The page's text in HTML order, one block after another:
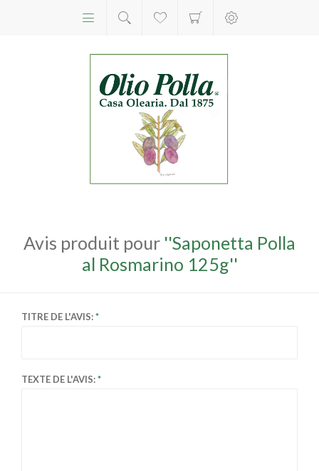
Avis produit pour Saponetta Polla
al Rosmarino 125g
TITRE DE L'AVIS:
TEXTE DE L'AVIS: